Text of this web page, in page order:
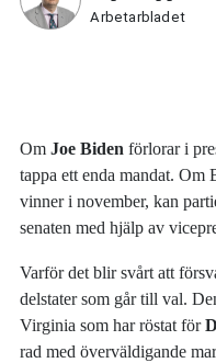
Arbetarbladet
OmJoe Biden förlorar i
tappa ett enda mandat. Om
vinner i november, kan
senaten med hjälp av
Varför det blir svårt att
delstater som går till val.
Virginia som har röstat för
rad med överväldigande